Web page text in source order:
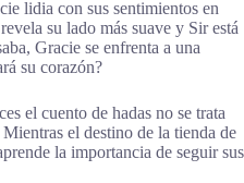
lidia con sus sentimientos en
su lado más suave y Sir está
Gracie se enfrenta a una
su corazón?
el cuento de hadas no se trata
el destino de la tienda de
la importancia de seguir sus